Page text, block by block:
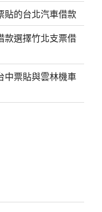
貼的台北汽車借款
款選擇竹北支票借
中票貼與雲林機車